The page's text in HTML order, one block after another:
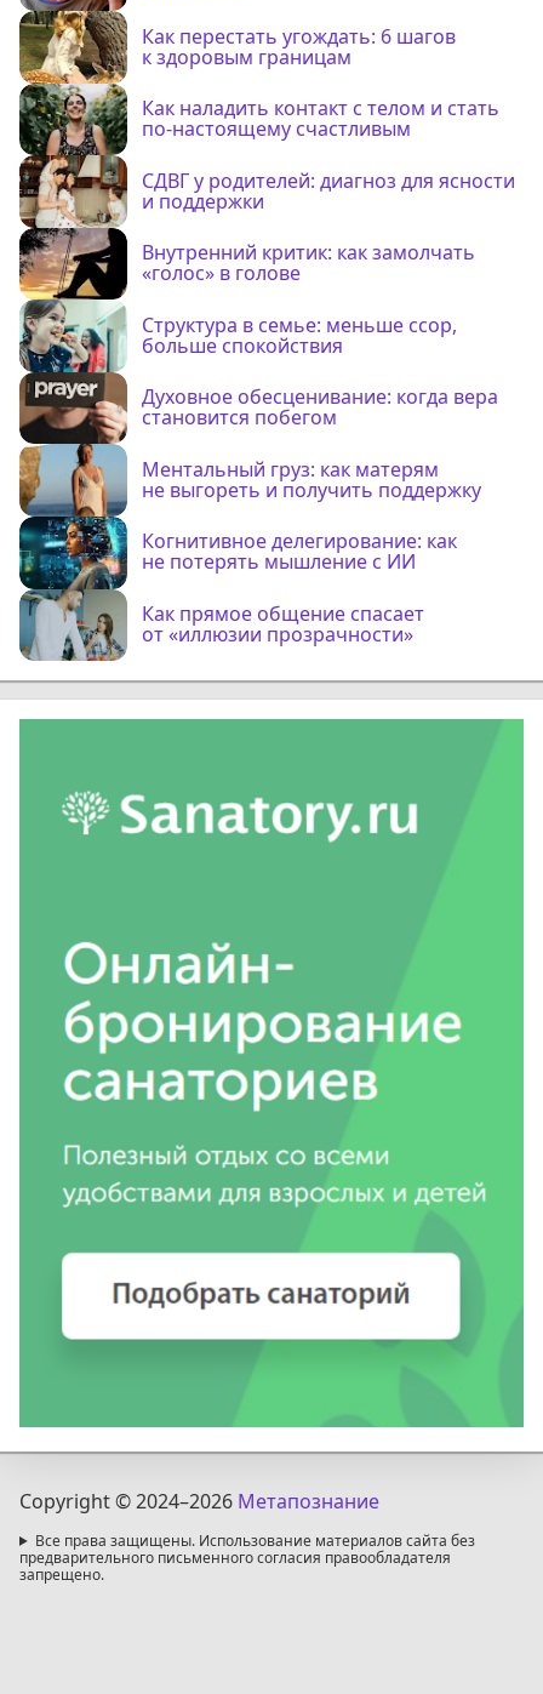
Как перестать угождать: 6 шагов
к здоровым границам
Как наладить контакт с телом и стать
по-настоящему счастливым
СДВГ у родителей: диагноз для ясности
и поддержки
Внутренний критик: как замолчать
«голос» в голове
Структура в семье: меньше ссор,
больше спокойствия
Духовное обесценивание: когда вера
становится побегом
Ментальный груз: как матерям
не выгореть и получить поддержку
Когнитивное делегирование: как
не потерять мышление с ИИ
Как прямое общение спасает
от «иллюзии прозрачности»
Copyright © 2024–2026 Метапознание
Все права защищены. Использование материалов сайта без
предварительного письменного согласия правообладателя
запрещено.